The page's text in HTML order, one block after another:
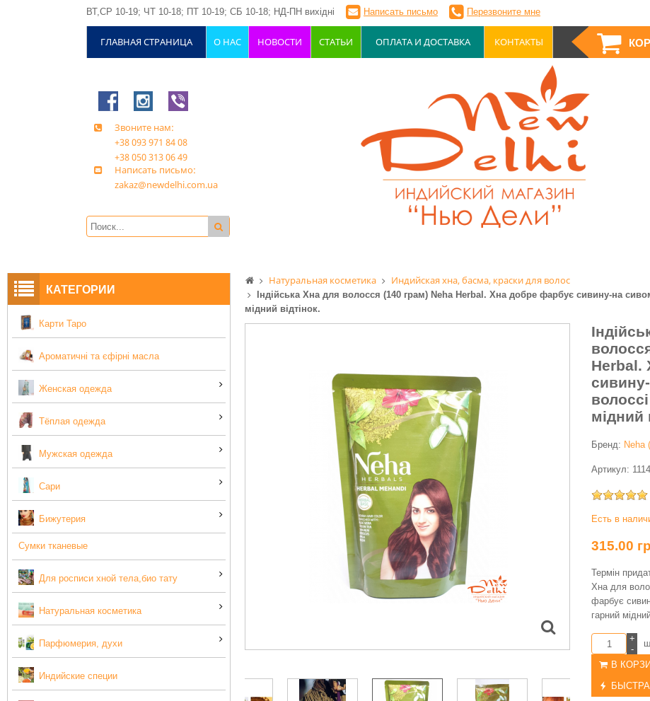
КАТЕГОРИИ
Карти Таро
Ароматичні та єфірні масла
Женская одежда
Тёплая одежда
Мужская одежда
Сари
Бижутерия
Сумки тканевые
Для росписи хной тела,био тату
Натуральная косметика
Парфюмерия, духи
Индийские специи
Натуральная косметика Индийская хна, басма, краски для волос
Індійська Хна для волосся (140 грам) Neha Herbal. Хна добре фарбує сивину-на
мідний відтінок.
Herbal.
мідний
Бренд: Neha
Артикул:
Есть в
315.00
Термін
Хна для
фарбує
гарний
+
-
В
ВТ,СР 10-19; ЧТ 10-18; ПТ 10-19; СБ 10-18; НД-ПН вихідні Написать письмо Перезвоните мне
ГЛАВНАЯ СТРАНИЦА О НАС НОВОСТИ СТАТЬИ ОПЛАТА И ДОСТАВКА КОНТАКТЫ
Звоните нам:
+38 093 971 84 08
+38 050 313 06 49
Написать письмо:
zakaz@newdelhi.com.ua